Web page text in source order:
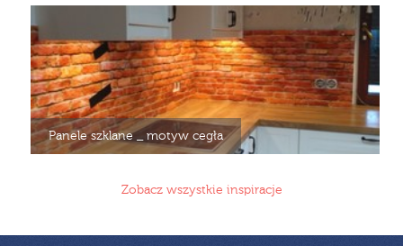
Panele szklane _ motyw cegła
Zobacz wszystkie inspiracje